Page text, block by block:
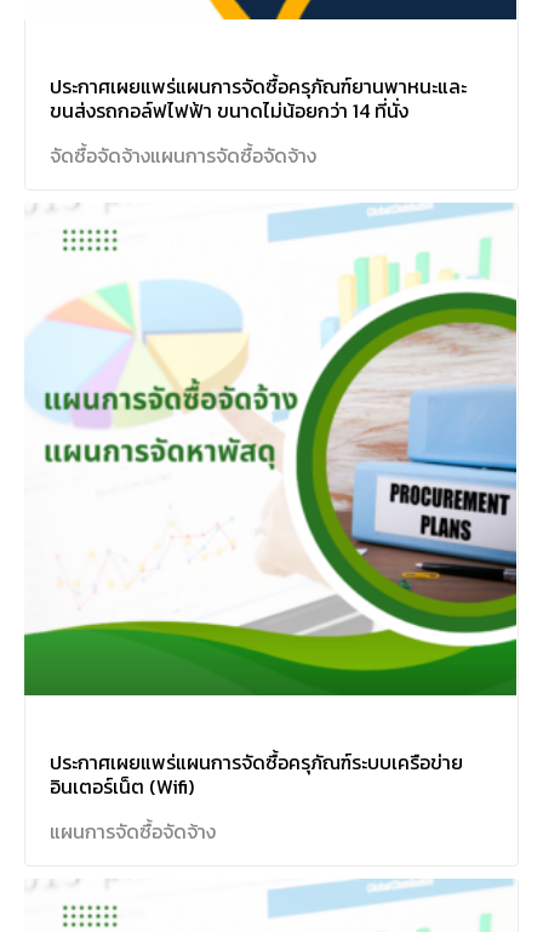
ประกาศเผยแพร่แผนการจัดซื้อครุภัณฑ์ยานพาหนะและ
ขนส่งรถกอล์ฟไฟฟ้า ขนาดไม่น้อยกว่า 14 ที่นั่ง
จัดซื้อจัดจ้างแผนการจัดซื้อจัดจ้าง
ประกาศเผยแพร่แผนการจัดซื้อครุภัณฑ์ระบบเครือข่าย
อินเตอร์เน็ต (Wifi)
แผนการจัดซื้อจัดจ้าง